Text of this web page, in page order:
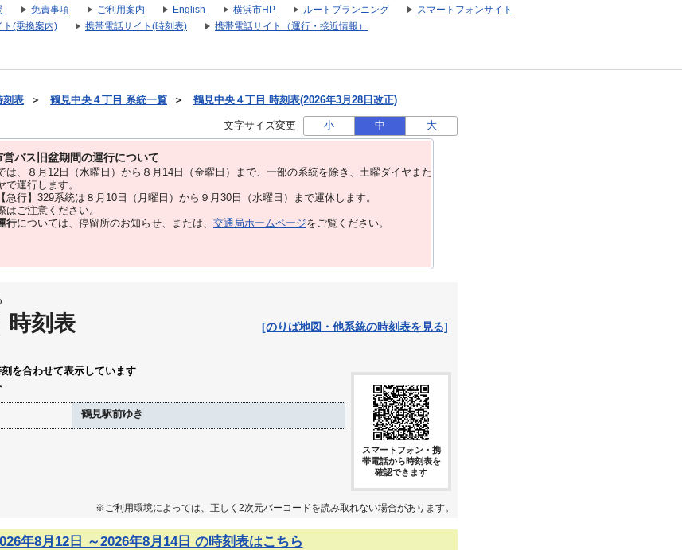
免責事項 ご利用案内 English 横浜市HP ルートプランニング
スマートフォンサイト
ト(乗換案内)
携帯電話サイト(時刻表) 携帯電話サイト（運行・接近情報）
刻表 ＞ 鶴見中央４丁目 系統一覧 ＞ 鶴見中央４丁目 時刻表(2026年3月28日改正)
文字サイズ変更 小 中 大
バス旧盆期間の運行について
、８⽉12⽇（水曜日）から８⽉14⽇（金曜日）まで、⼀部の系統を除き、⼟曜ダイヤまた
で運⾏します。
行】329系統は８月10日（月曜日）から９月30日（水曜日）まで運休します。
ご注意ください。
行については、停留所のお知らせ、または、 交通局ホームページをご覧ください。
時刻表 [のりば地図・他系統の時刻表を見る]
を合わせて表示しています
鶴見駅前ゆき
スマートフォン・携
帯電話から時刻表を
確認できます
※ご利用環境によっては、正しく2次元バーコードを読み取れない場合があります。
年8月12日 ～2026年8月14日 の時刻表はこちら